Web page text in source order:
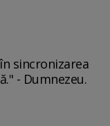
sincronizarea
- Dumnezeu.